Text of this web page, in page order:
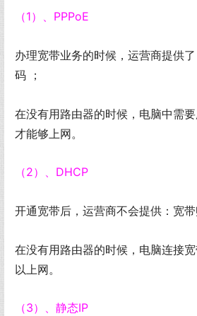
（1）、PPPoE
办理宽带业务的时候，运营商提供
码 ；
在没有用路由器的时候，电脑中需要
才能够上网。
（2）、DHCP
开通宽带后，运营商不会提供：宽带
在没有用路由器的时候，电脑连接
以上网。
（3）、静态IP